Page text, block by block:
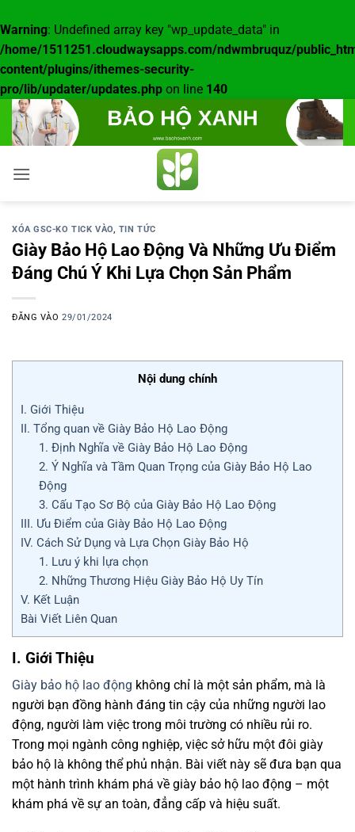
Warning: Undefined array key "wp_update_data" in
/home/1511251.cloudwaysapps.com/ndwmbruquz/
content/plugins/ithemes-security-
pro/lib/updater/updates.php on line 140
Bỏ
qua
nội
dung
XÓA GSC-KO TICK VÀO, TIN TỨC
Giày Bảo Hộ Lao Động Và Những Ưu Điểm
Đáng Chú Ý Khi Lựa Chọn Sản Phẩm
ĐĂNG VÀO29/01/2024
Nội dung chính
I. Giới Thiệu
II. Tổng quan về Giày Bảo Hộ Lao Động
1. Định Nghĩa về Giày Bảo Hộ Lao Động
2. Ý Nghĩa và Tầm Quan Trọng của Giày Bảo Hộ Lao
Động
3. Cấu Tạo Sơ Bộ của Giày Bảo Hộ Lao Động
III. Ưu Điểm của Giày Bảo Hộ Lao Động
IV. Cách Sử Dụng và Lựa Chọn Giày Bảo Hộ
1. Lưu ý khi lựa chọn
2. Những Thương Hiệu Giày Bảo Hộ Uy Tín
V. Kết Luận
Bài Viết Liên Quan
I. Giới Thiệu
Giày bảo hộ lao động không chỉ là một sản phẩm, mà là
người bạn đồng hành đáng tin cậy của những người lao
động, người làm việc trong môi trường có nhiều rủi ro.
Trong mọi ngành công nghiệp, việc sở hữu một đôi giày
bảo hộ là không thể phủ nhận. Bài viết này sẽ đưa bạn qua
một hành trình khám phá về giày bảo hộ lao động – một
khám phá về sự an toàn, đẳng cấp và hiệu suất.